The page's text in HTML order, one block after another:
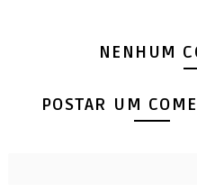
NENHUM
POSTAR UM